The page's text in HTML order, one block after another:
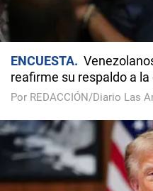
ENCUESTA
reafirme su respaldo a
Por REDACCIÓN/Diario Las